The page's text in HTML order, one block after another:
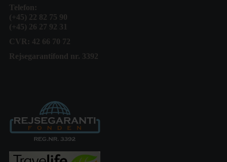
Telefon:
(+45) 22 82 75 90
(+45) 26 27 92 31
CVR: 42 66 70 72
Rejsegarantifond nr. 3392